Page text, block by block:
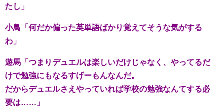
たし」
小鳥「何だか偏った英単語ばかり覚えてそうな気がする
わ」
遊馬「つまりデュエルは楽しいだけじゃなく、やってるだ
けで勉強にもなるすげーもんなんだ。
だからデュエルさえやっていれば学校の勉強なんてする必
要は……」